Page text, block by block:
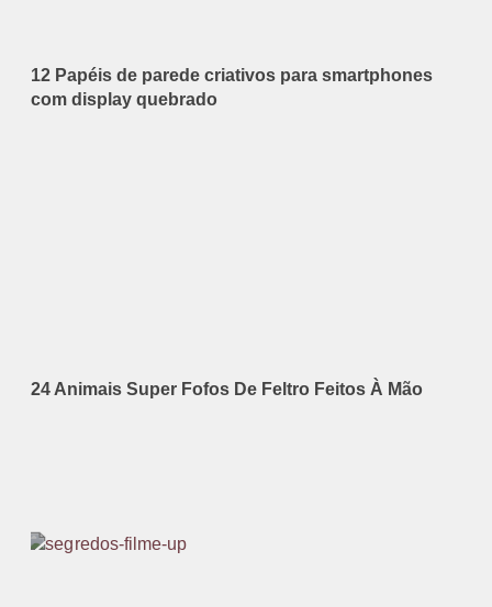
12 Papéis de parede criativos para smartphones
com display quebrado
24 Animais Super Fofos De Feltro Feitos À Mão